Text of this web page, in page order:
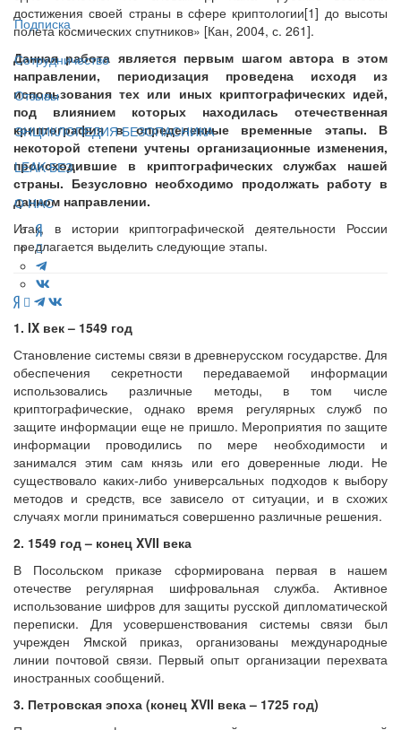
Подписка
Сотрудничество
Отзывы
ЭНЦИКЛОПЕДИЯ БЕЗОПАСНИКА
LEAK-БЕЗ
О НАС
достижения своей страны в сфере криптологии[1] до высоты
полета космических спутников» [Кан, 2004, с. 261].
Данная работа является первым шагом автора в этом
направлении, периодизация проведена исходя из
использования тех или иных криптографических идей,
под влиянием которых находилась отечественная
криптография в определенные временные этапы. В
некоторой степени учтены организационные изменения,
происходившие в криптографических службах нашей
страны. Безусловно необходимо продолжать работу в
данном направлении.
Итак, в истории криптографической деятельности России
предлагается выделить следующие этапы.
1. IX век – 1549 год
Становление системы связи в древнерусском государстве. Для
обеспечения секретности передаваемой информации
использовались различные методы, в том числе
криптографические, однако время регулярных служб по
защите информации еще не пришло. Мероприятия по защите
информации проводились по мере необходимости и
занимался этим сам князь или его доверенные люди. Не
существовало каких-либо универсальных подходов к выбору
методов и средств, все зависело от ситуации, и в схожих
случаях могли приниматься совершенно различные решения.
2. 1549 год – конец XVII века
В Посольском приказе сформирована первая в нашем
отечестве регулярная шифровальная служба. Активное
использование шифров для защиты русской дипломатической
переписки. Для усовершенствования системы связи был
учрежден Ямской приказ, организованы международные
линии почтовой связи. Первый опыт организации перехвата
иностранных сообщений.
3. Петровская эпоха (конец XVII века – 1725 год)